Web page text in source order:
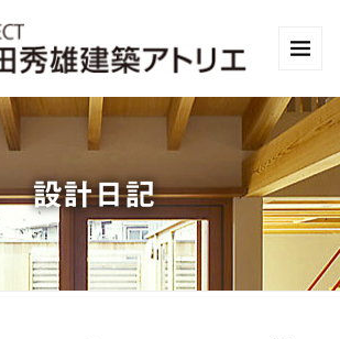
設計日記